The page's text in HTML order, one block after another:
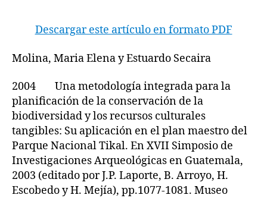
Descargar este artículo en formato PDF
Molina, Maria Elena y Estuardo Secaira
2004 Una metodología integrada para la
planificación de la conservación de la
biodiversidad y los recursos culturales
tangibles: Su aplicación en el plan maestro del
Parque Nacional Tikal. En XVII Simposio de
Investigaciones Arqueológicas en Guatemala,
2003 (editado por J.P. Laporte, B. Arroyo, H.
Escobedo y H. Mejía), pp.1077-1081. Museo